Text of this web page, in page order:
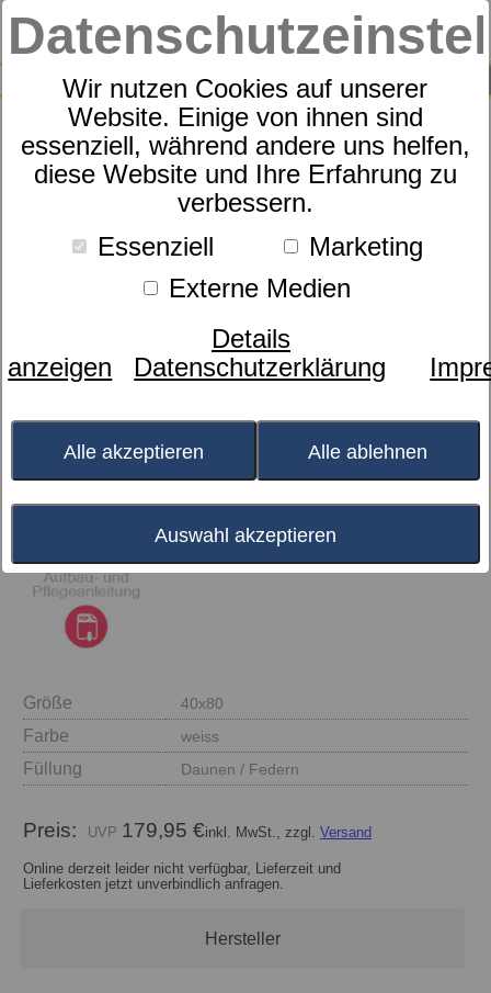
Wir nutzen Cookies auf unserer
Website. Einige von ihnen sind
essenziell, während andere uns helfen,
diese Website und Ihre Erfahrung zu
verbessern.
Essenziell
Marketing
Externe Medien
Details
anzeigen
Datenschutzerklärung
Alle akzeptieren Alle ablehnen
Auswahl akzeptieren
SUCHE
0
Kissen
dormabell active air - Daune
Bild wird
Größe 40x80
Farbe weiss
Füllung Daunen / Federn
Preis: 179,95 €inkl. MwSt., zzgl. Versand
Online derzeit leider nicht verfügbar, Lieferzeit und
Lieferkosten jetzt unverbindlich anfragen.
Hersteller